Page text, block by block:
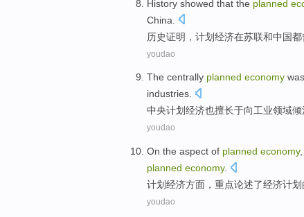
History showed that the planned
China
历史证明 ， 计划经济在苏联和中国都
youdao
The centrally planned economy
industries.
中央计划经济也擅长于向工业领域倾
youdao
On the aspect of planned economy,
planned economy.
计划经济方面 ， 重点论述了经济计划
youdao